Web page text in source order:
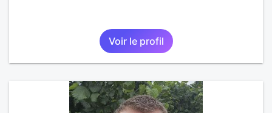
Voir le profil